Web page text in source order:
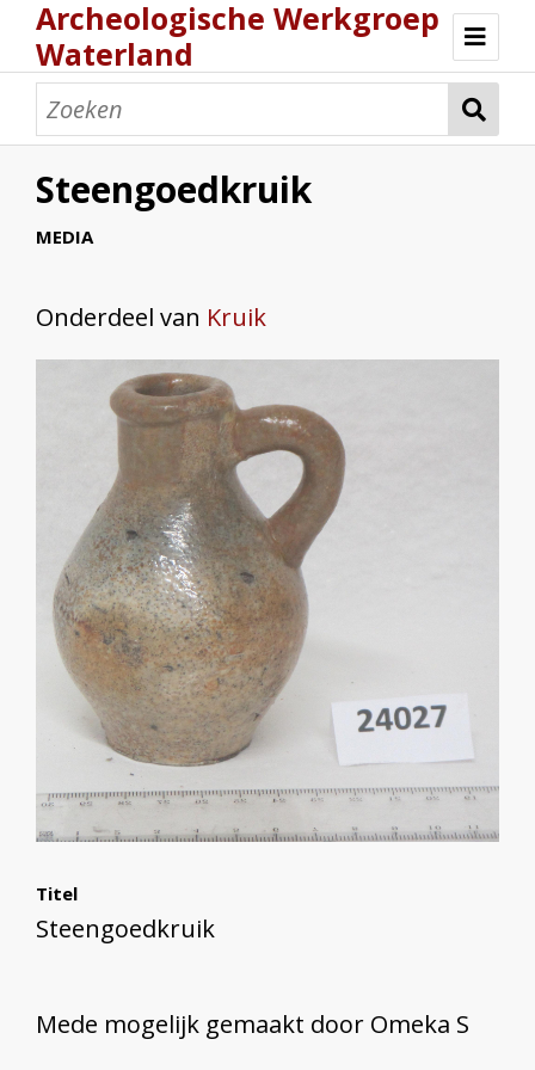
Archeologische Werkgroep
Waterland
Home
Archeologie
Collectie
Wie zijn wij?
Determinatiemiddag
Magazines
Reglement
Contact
Steengoedkruik
MEDIA
Onderdeel van Kruik
Titel
Steengoedkruik
Mede mogelijk gemaakt door Omeka S